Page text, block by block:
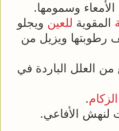
الأمعاء وسمومها.
المقوية للعين ويجلو
رطوبتها ويزيل من
من العلل الباردة في
الزكام.
لنهش الأفاعي.